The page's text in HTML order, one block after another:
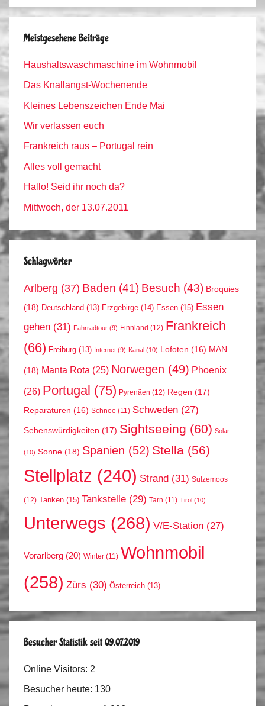
Meistgesehene Beiträge
Haushaltswaschmaschine im Wohnmobil
Das Knallangst-Wochenende
Kleines Lebenszeichen Ende Mai
Wir verlassen euch
Frankreich raus – Portugal rein
Alles voll gemacht
Hallo! Seid ihr noch da?
Mittwoch, der 13.07.2011
Schlagwörter
Arlberg (37) Baden (41) Besuch (43) Broquies
(18) Deutschland (13) Erzgebirge (14) Essen (15) Essen
gehen (31) Fahrradtour (9) Finnland (12) Frankreich
(66) Freiburg (13) Internet (9) Kanal (10) Lofoten (16) MAN
(18) Manta Rota (25) Norwegen (49) Phoenix
(26) Portugal (75) Pyrenäen (12) Regen (17)
Reparaturen (16) Schnee (11) Schweden (27)
Sehenswürdigkeiten (17) Sightseeing (60) Solar
(10) Sonne (18) Spanien (52) Stella (56)
Stellplatz (240) Strand (31) Sulzemoos
(12) Tanken (15) Tankstelle (29) Tarn (11) Tirol (10)
Unterwegs (268) V/E-Station (27)
Vorarlberg (20) Winter (11) Wohnmobil
(258) Zürs (30) Österreich (13)
Besucher Statistik seit 09.07.2019
Online Visitors: 2
Besucher heute: 130